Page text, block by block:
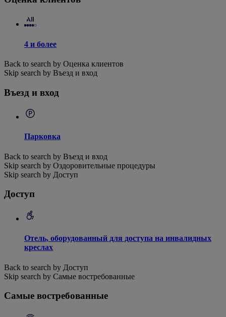
4 и более
Back to search by Оценка клиентов
Skip search by Въезд и вход
Въезд и вход
Парковка
Back to search by Въезд и вход
Skip search by Оздоровительные процедуры
Skip search by Доступ
Доступ
Отель, оборудованный для доступа на инвалидных
креслах
Back to search by Доступ
Skip search by Самые востребованные
Самые востребованные